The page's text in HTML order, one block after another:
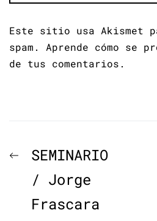
Este sitio usa Akismet
spam. Aprende cómo se
de tus comentarios.
de
entradas
Previous
post:
SEMINARIO
/ Jorge
Frascara